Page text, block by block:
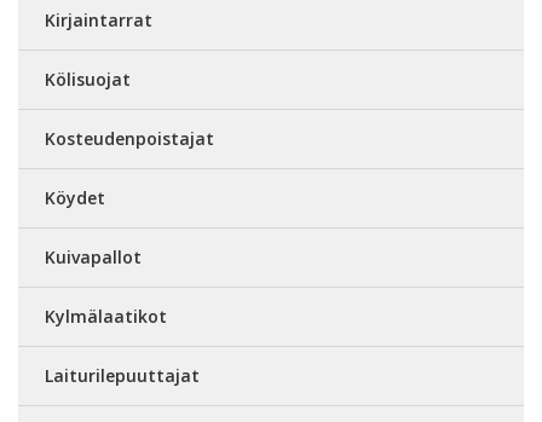
Kirjaintarrat
Kölisuojat
Kosteudenpoistajat
Köydet
Kuivapallot
Kylmälaatikot
Laiturilepuuttajat